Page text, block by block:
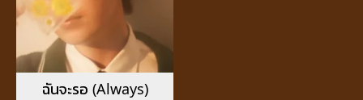
ฉันจะรอ (Always)